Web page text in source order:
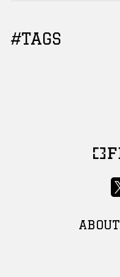
#TAGS
ABOUT